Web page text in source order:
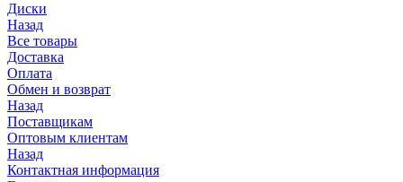
Диски
Назад
Все товары
Доставка
Оплата
Обмен и возврат
Назад
Поставщикам
Оптовым клиентам
Назад
Контактная информация